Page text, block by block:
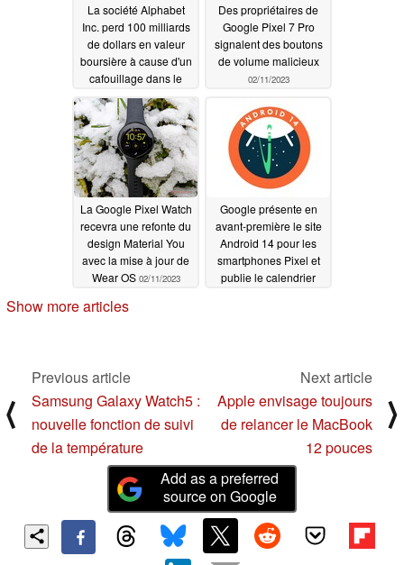
La société Alphabet
Inc. perd 100 milliards
de dollars en valeur
boursière à cause d'un
cafouillage dans le
dossier Google Bard.
Les employés se
moquent du PDG
Pichai pour son
annonce précipitée et
bâclée 02/14/2023
Des propriétaires de
Google Pixel 7 Pro
signalent des boutons
de volume malicieux
02/11/2023
La Google Pixel Watch
recevra une refonte du
design Material You
avec la mise à jour de
Wear OS 02/11/2023
Google présente en
avant-première le site
Android 14 pour les
smartphones Pixel et
publie le calendrier
Show more articles
⟨
Previous article
Samsung Galaxy Watch5 :
nouvelle fonction de suivi
de la température
Next article
Apple envisage toujours
de relancer le MacBook
12 pouces
⟩
Add as a preferred
source on Google